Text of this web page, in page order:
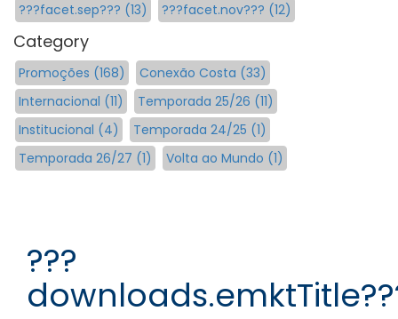
???facet.sep??? (13)
???facet.nov??? (12)
Category
Promoções (168)
Conexão Costa (33)
Internacional (11)
Temporada 25/26 (11)
Institucional (4)
Temporada 24/25 (1)
Temporada 26/27 (1)
Volta ao Mundo (1)
???